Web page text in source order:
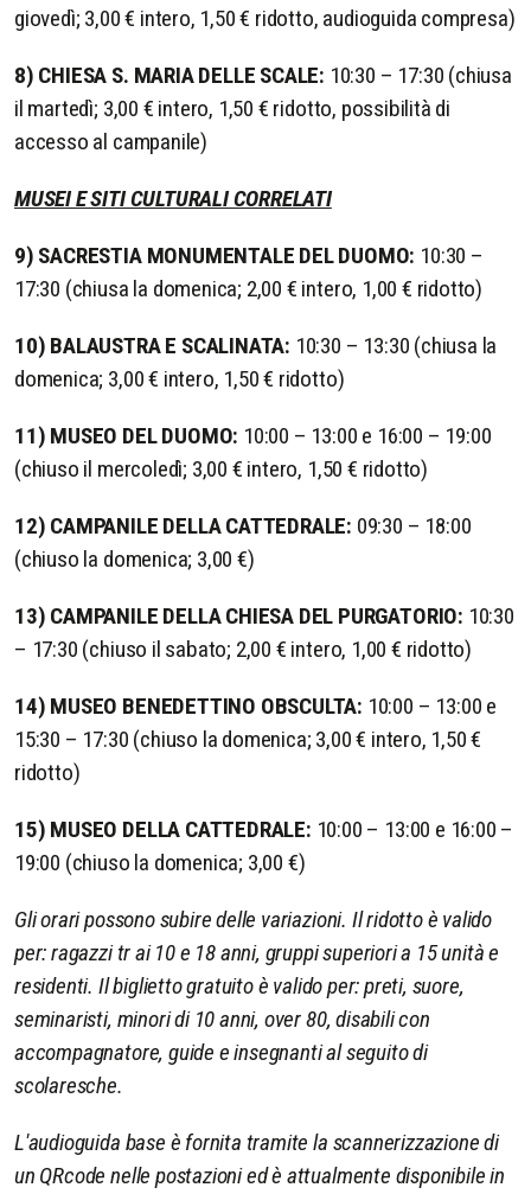
giovedì; 3,00 € intero, 1,50 € ridotto, audioguida compresa)
8) CHIESA S. MARIA DELLE SCALE: 10:30 – 17:30 (chiusa
il martedì; 3,00 € intero, 1,50 € ridotto, possibilità di
accesso al campanile)
MUSEI E SITI CULTURALI CORRELATI
9) SACRESTIA MONUMENTALE DEL DUOMO: 10:30 –
17:30 (chiusa la domenica; 2,00 € intero, 1,00 € ridotto)
10) BALAUSTRA E SCALINATA: 10:30 – 13:30 (chiusa la
domenica; 3,00 € intero, 1,50 € ridotto)
11) MUSEO DEL DUOMO: 10:00 – 13:00 e 16:00 – 19:00
(chiuso il mercoledì; 3,00 € intero, 1,50 € ridotto)
12) CAMPANILE DELLA CATTEDRALE: 09:30 – 18:00
(chiuso la domenica; 3,00 €)
13) CAMPANILE DELLA CHIESA DEL PURGATORIO: 10:30
– 17:30 (chiuso il sabato; 2,00 € intero, 1,00 € ridotto)
14) MUSEO BENEDETTINO OBSCULTA: 10:00 – 13:00 e
15:30 – 17:30 (chiuso la domenica; 3,00 € intero, 1,50 €
ridotto)
15) MUSEO DELLA CATTEDRALE: 10:00 – 13:00 e 16:00 –
19:00 (chiuso la domenica; 3,00 €)
Gli orari possono subire delle variazioni. Il ridotto è valido
per: ragazzi tr ai 10 e 18 anni, gruppi superiori a 15 unità e
residenti. Il biglietto gratuito è valido per: preti, suore,
seminaristi, minori di 10 anni, over 80, disabili con
accompagnatore, guide e insegnanti al seguito di
scolaresche.
L'audioguida base è fornita tramite la scannerizzazione di
un QRcode nelle postazioni ed è attualmente disponibile in